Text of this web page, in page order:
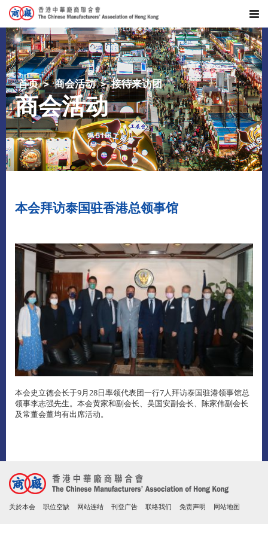
首页 商会活动 接待来访团
商会活动
本会拜访泰国驻香港总领事馆
本会史立德会长于9月28日率领代表团一行7人拜访泰国驻港领事馆总
领事李志强先生。本会黄家和副会长、吴国安副会长、陈家伟副会长
及常董会董均有出席活动。
关於本会 职位空缺 网站连结 刊登广告 联络我们 免责声明 网站地图